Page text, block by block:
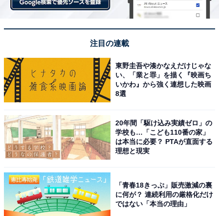
注目の連載
東野圭吾や湊かなえだけじゃな
い、「業と罪」を描く『映画ち
いかわ』から強く連想した映画
8選
20年間「駆け込み実績ゼロ」の
学校も…「こども110番の家」
は本当に必要？ PTAが直面する
理想と現実
「青春18きっぷ」販売激減の裏
に何が？ 連続利用の厳格化だけ
ではない「本当の理由」